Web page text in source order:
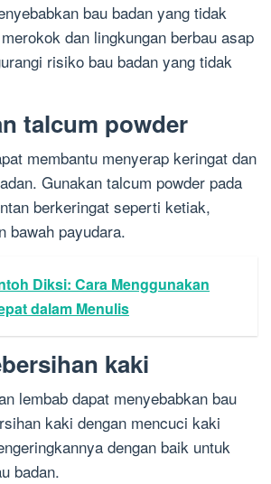
bau badan yang tidak
dan lingkungan berbau asap
risiko bau badan yang tidak
talcum powder
membantu menyerap keringat dan
Gunakan talcum powder pada
berkeringat seperti ketiak,
bawah payudara.
Diksi: Cara Menggunakan
dalam Menulis
kaki
lembab dapat menyebabkan bau
kaki dengan mencuci kaki
dengan baik untuk
badan.